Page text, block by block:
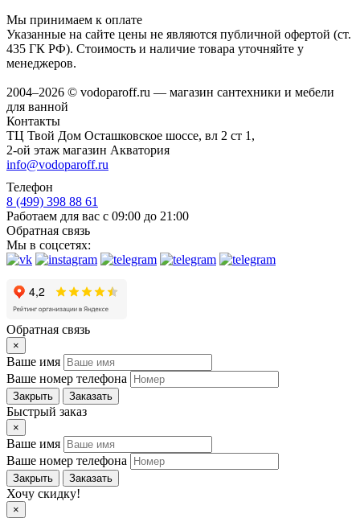
Мы принимаем к оплате
Указанные на сайте цены не являются публичной офертой (ст.
435 ГК РФ). Стоимость и наличие товара уточняйте у
менеджеров.
2004–2026 © vodoparoff.ru — магазин сантехники и мебели
для ванной
Контакты
ТЦ Твой Дом Осташковское шоссе, вл 2 ст 1,
2-ой этаж магазин Акватория
info@vodoparoff.ru
Телефон
8 (499) 398 88 61
Работаем для вас с 09:00 до 21:00
Обратная связь
Мы в соцсетях:
Обратная связь
×
Ваше имя
Ваше номер телефона
Закрыть Заказать
Быстрый заказ
×
Ваше имя
Ваше номер телефона
Закрыть Заказать
Хочу скидку!
×